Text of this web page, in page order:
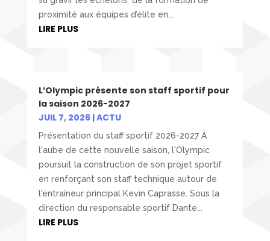
proximité aux équipes d’élite en...
LIRE PLUS
L’Olympic présente son staff sportif pour
la saison 2026-2027
JUIL 7, 2026|ACTU
Présentation du staff sportif 2026-2027 À
l'aube de cette nouvelle saison, l'Olympic
poursuit la construction de son projet sportif
en renforçant son staff technique autour de
l'entraîneur principal Kevin Caprasse. Sous la
direction du responsable sportif Dante...
LIRE PLUS